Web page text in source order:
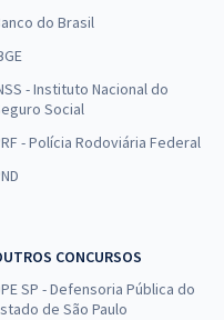
do Brasil
- Instituto Nacional do
Social
- Polícia Rodoviária Federal
CONCURSOS
SP - Defensoria Pública do
de São Paulo